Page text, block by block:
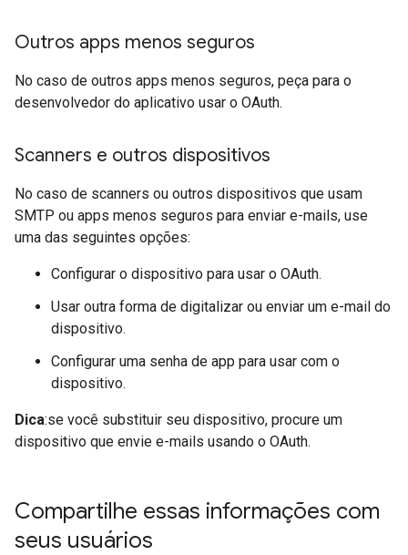
Outros apps menos seguros
No caso de outros apps menos seguros, peça para o
desenvolvedor do aplicativo usar o OAuth.
Scanners e outros dispositivos
No caso de scanners ou outros dispositivos que usam
SMTP ou apps menos seguros para enviar e-mails, use
uma das seguintes opções:
Configurar o dispositivo para usar o OAuth.
Usar outra forma de digitalizar ou enviar um e-mail do
dispositivo.
Configurar uma senha de app para usar com o
dispositivo.
Dica:se você substituir seu dispositivo, procure um
dispositivo que envie e-mails usando o OAuth.
Compartilhe essas informações com
seus usuários